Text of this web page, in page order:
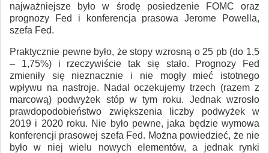
najważniejsze było w środę posiedzenie FOMC oraz
prognozy Fed i konferencja prasowa Jerome Powella,
szefa Fed.
Praktycznie pewne było, że stopy wzrosną o 25 pb (do 1,5
– 1,75%) i rzeczywiście tak się stało. Prognozy Fed
zmieniły się nieznacznie i nie mogły mieć istotnego
wpływu na nastroje. Nadal oczekujemy trzech (razem z
marcową) podwyżek stóp w tym roku. Jednak wzrosło
prawdopodobieństwo zwiększenia liczby podwyżek w
2019 i 2020 roku. Nie było pewne, jaka będzie wymowa
konferencji prasowej szefa Fed. Można powiedzieć, że nie
było w niej wielu nowych elementów, a jednak rynki